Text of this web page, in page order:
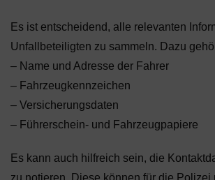
Es ist entscheidend, alle relevanten
Unfallbeteiligten zu sammeln. Dazu
– Name und Adresse der Fahrer
– Fahrzeugkennzeichen
– Versicherungsdaten
– Führerschein- und Fahrzeugpapiere
Es kann auch hilfreich sein, die
zu notieren. Diese können für die Polizei